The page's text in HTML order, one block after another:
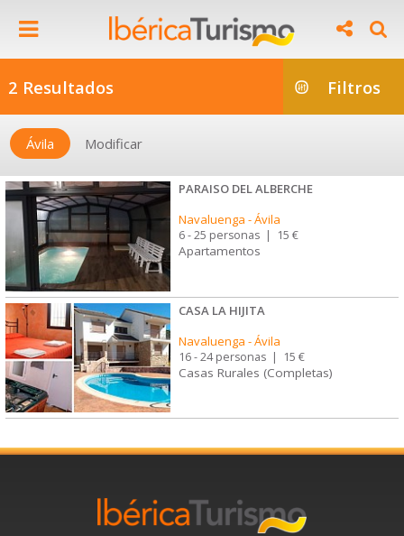
2 Resultados Filtros
Ávila Modificar
PARAISO DEL ALBERCHE
Navaluenga -Ávila
6 - 25 personas | 15 €
Apartamentos
CASA LA HIJITA
Navaluenga -Ávila
16 - 24 personas | 15 €
Casas Rurales (Completas)